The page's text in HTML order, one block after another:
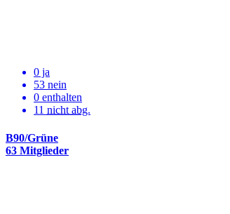
0 ja
53 nein
0 enthalten
11 nicht abg.
B90/Grüne
63 Mitglieder